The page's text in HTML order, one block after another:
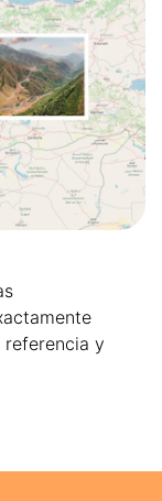
referencia y